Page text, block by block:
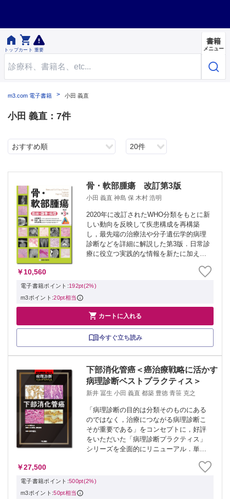

トップ

カート 重要
書籍
メニュー
m3.com 電子書籍 小田 義直
小田 義直：7件
おすすめ順 20件
骨・軟部腫瘍 改訂第3版
小田 義直 神島 保 木村 浩明
2020年に改訂されたWHO分類をもとに新
しい動向を反映して疾患構成を再構築
し，最先端の治療法や分子遺伝学的病理
診断などを詳細に解説した第3版．日常診
療に役立つ実践的な情報を新たに加え，
骨・軟部腫瘍診療の第一線の専門家が総
力を結集し，整形外科医・放射線科医・
￥10,560
電子書籍ポイント:192pt(2%)
m3ポイント:20pt相当
 カートに入れる
今すぐ立ち読み
下部消化管癌＜癌治療戦略に活かす
病理診断ベストプラクティス＞
新井 冨生 小田 義直 都築 豊徳 青笹 克之
「病理診断の目的は分類そのものにある
のではなく，治療につながる病理診断こ
そが重要である」をコンセプトに，好評
をいただいた「病理診断プラクティス」
シリーズを全面的にリニューアル．単に
らコンテンツ，執筆陣まで，すべて新し
く生まれ変わりました．病理医だけでな
￥27,500
電子書籍ポイント:500pt(2%)
m3ポイント:50pt相当